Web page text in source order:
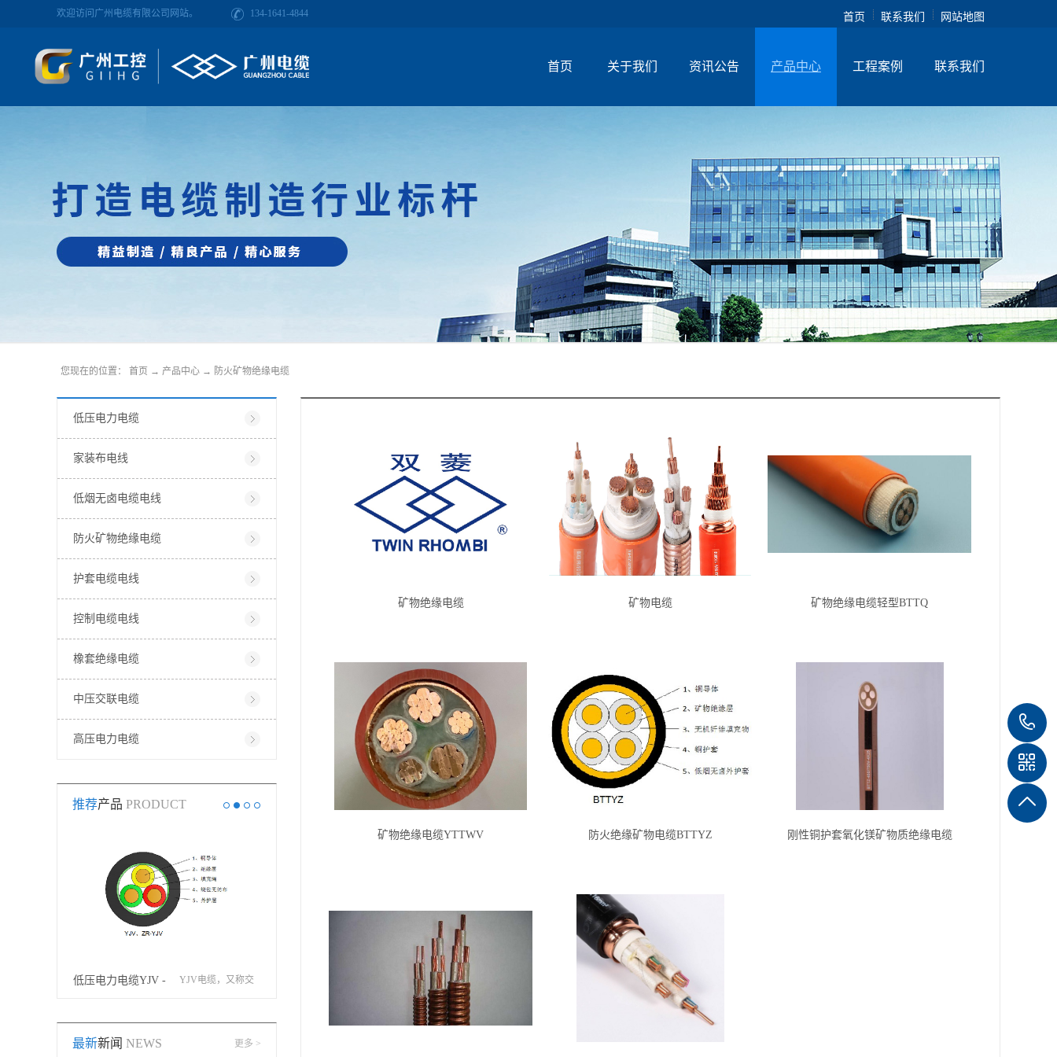
欢迎访问广州电缆有限公司网站。 134-1641-4844 首页 联系我们 网站地图
首页 关于我们 资讯公告 产品中心 工程案例 联系我们
低压电力电缆
家装布电线
低烟无卤电缆电线
防火矿物绝缘电缆
护套电缆电线
控制电缆电线
橡套绝缘电缆
中压交联电缆
高压电力电缆
推荐产品 PRODUCT
低压电力电缆YJV -
双菱电缆
YJV电缆，又称交
乙烯护套电力电
双菱电缆-矿物绝缘
电缆，是广州电缆
WDZ-BYJ
最新新闻 NEWS 更多 >
您现在的位置： 首页 → 产品中心 → 防火矿物绝缘电缆
矿物绝缘电缆 矿物电缆 矿物绝缘电缆轻型BTTQ
矿物绝缘电缆YTTWV 防火绝缘矿物电缆BTTYZ 刚性铜护套氧化镁矿物质绝缘电缆